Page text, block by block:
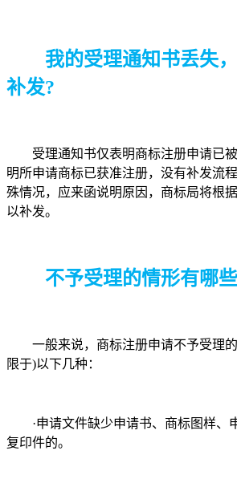
我的受理通知书丢失，
补发?
受理通知书仅表明商标注册申请已被
明所申请商标已获准注册，没有补发流
殊情况，应来函说明原因，商标局将根
以补发。
不予受理的情形有哪
一般来说，商标注册申请不予受理的
限于)以下几种：
·申请文件缺少申请书、商标图样、
复印件的。